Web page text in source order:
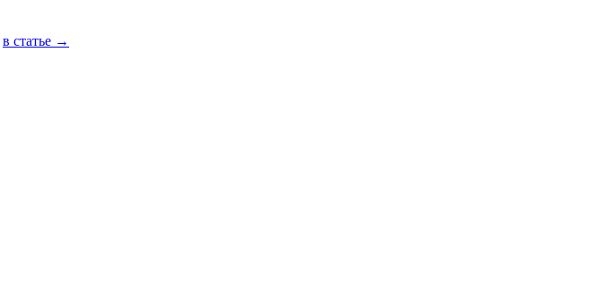
в статье →